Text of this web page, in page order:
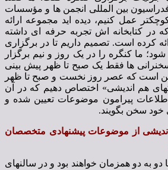
بین المللی انجمن ها و مؤسسات
عمل کنیم، دیده اید مجموعه ارائه
که در کتابخانه اش تجربه حرفه ای داشته
کرده است. تصمیم داریم تا در برگزاری
ما کنگره را در یک روز و نیم برگزار
سخنرانی ها فقط یک صبح تا ظهر پیش بینی
است که عصر روز نخست و صبح تا ظهر
هم اندیشی» اختصاص دهیم که در آن
پیرامون موضوعات تعیین شده و
خود سخن بگویند.
هم اندیشی از موضوعات پیشنهادی متخصصان
دو به دو همزمان خواهند بود و در سالنهای